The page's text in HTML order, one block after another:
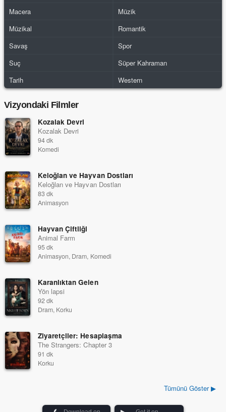
Macera
Müzik
Müzikal
Romantik
Savaş
Spor
Suç
Süper Kahraman
Tarih
Western
Vizyondaki Filmler
Kozalak Devri
Kozalak Devri
94 dk
Komedi
Keloğlan ve Hayvan Dostları
Keloğlan ve Hayvan Dostları
83 dk
Animasyon
Hayvan Çiftliği
Animal Farm
95 dk
Animasyon, Dram, Komedi
Karanlıktan Gelen
Yön lapsi
92 dk
Dram, Korku
Ziyaretçiler: Hesaplaşma
The Strangers: Chapter 3
91 dk
Korku
Tümünü Göster ▶